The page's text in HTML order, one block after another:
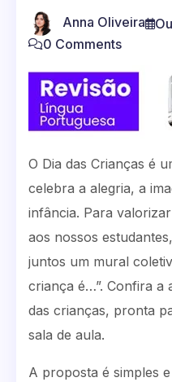
Anna Oliveira
0 Comments
O Dia das Crianças é
celebra a alegria, a
infância. Para
aos nossos
juntos um mural
criança é…”. Confira a
das crianças, pronta
sala de aula.
A proposta é simples